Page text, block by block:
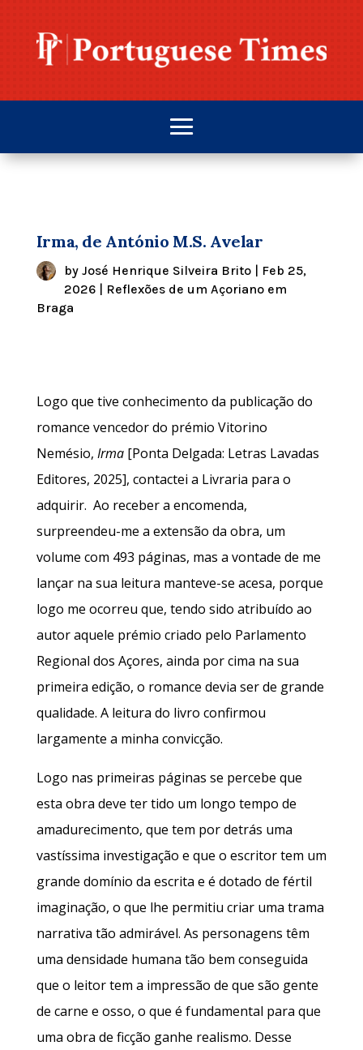
Irma, de António M.S. Avelar
by José Henrique Silveira Brito| Feb 25,
2026| Reflexões de um Açoriano em
Braga
Logo que tive conhecimento da publicação do
romance vencedor do prémio Vitorino
Nemésio, Irma[Ponta Delgada: Letras Lavadas
Editores, 2025], contactei a Livraria para o
adquirir. Ao receber a encomenda,
surpreendeu-me a extensão da obra, um
volume com 493 páginas, mas a vontade de me
lançar na sua leitura manteve-se acesa, porque
logo me ocorreu que, tendo sido atribuído ao
autor aquele prémio criado pelo Parlamento
Regional dos Açores, ainda por cima na sua
primeira edição, o romance devia ser de grande
qualidade. A leitura do livro confirmou
largamente a minha convicção.
Logo nas primeiras páginas se percebe que
esta obra deve ter tido um longo tempo de
amadurecimento, que tem por detrás uma
vastíssima investigação e que o escritor tem um
grande domínio da escrita e é dotado de fértil
imaginação, o que lhe permitiu criar uma trama
narrativa tão admirável. As personagens têm
uma densidade humana tão bem conseguida
que o leitor tem a impressão de que são gente
de carne e osso, o que é fundamental para que
uma obra de ficção ganhe realismo. Desse